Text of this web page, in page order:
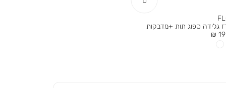
גלידה ספוג תות +מדבקות